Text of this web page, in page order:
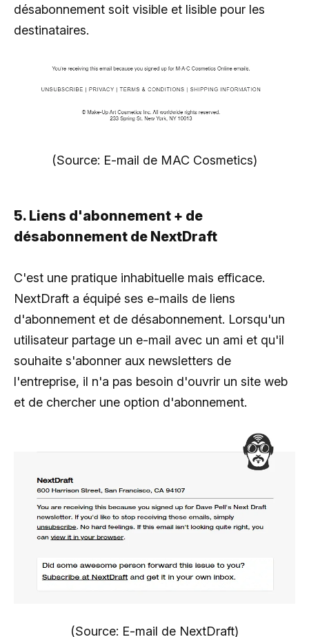
désabonnement soit visible et lisible pour les
destinataires.
(Source: E-mail de MAC Cosmetics)
5. Liens d'abonnement + de
désabonnement de NextDraft
C'est une pratique inhabituelle mais efficace.
NextDraft a équipé ses e-mails de liens
d'abonnement et de désabonnement. Lorsqu'un
utilisateur partage un e-mail avec un ami et qu'il
souhaite s'abonner aux newsletters de
l'entreprise, il n'a pas besoin d'ouvrir un site web
et de chercher une option d'abonnement.
(Source: E-mail de NextDraft)